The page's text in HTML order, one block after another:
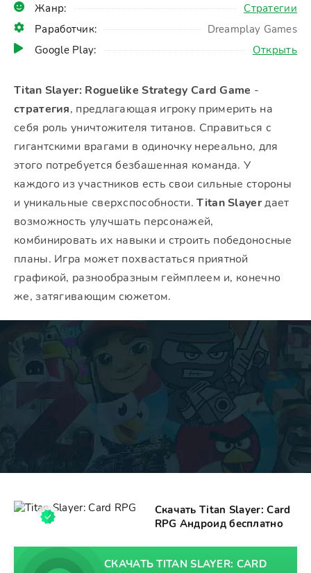
Жанр:
Стратегии
Раработчик:
Dreamplay Games
Google Play:
Открыть
Titan Slayer: Roguelike Strategy Card Game -
стратегия, предлагающая игроку примерить на
себя роль уничтожителя титанов. Справиться с
гигантскими врагами в одиночку нереально, для
этого потребуется безбашенная команда. У
каждого из участников есть свои сильные стороны
и уникальные сверхспособности.Titan Slayerдает
возможность улучшать персонажей,
комбинировать их навыки и строить победоносные
планы. Игра может похвастаться приятной
графикой, разнообразным геймплеем и, конечно
же, затягивающим сюжетом.
Скачать Titan Slayer: Card
RPG Андроид бесплатно
СКАЧАТЬ TITAN SLAYER: CARD